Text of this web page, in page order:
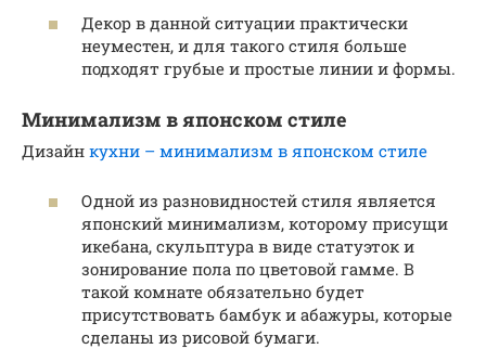
Декор в данной ситуации практически
неуместен, и для такого стиля больше
подходят грубые и простые линии и формы.
Минимализм в японском стиле
Дизайн кухни – минимализм в японском стиле
Одной из разновидностей стиля является
японский минимализм, которому присущи
икебана, скульптура в виде статуэток и
зонирование пола по цветовой гамме. В
такой комнате обязательно будет
присутствовать бамбук и абажуры, которые
сделаны из рисовой бумаги.